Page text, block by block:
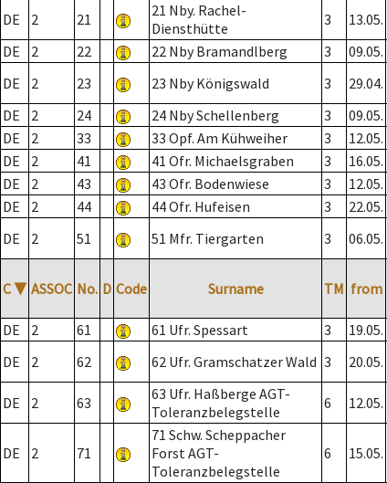
DE 2 21
21 Nby. Rachel-
Diensthütte
3 13.05.
DE
2 22 22 Nby Bramandlberg 3 09.05.
DE
2 23 23 Nby Königswald 3 29.04.
DE
2 24 24 Nby Schellenberg 3 09.05.
DE
2 33 33 Opf. Am Kühweiher 3 12.05.
DE
2 41 41 Ofr. Michaelsgraben 3 16.05.
DE
2 43 43 Ofr. Bodenwiese 3 12.05.
DE
2 44 44 Ofr. Hufeisen 3 22.05.
DE
2 51 51 Mfr. Tiergarten 3 06.05.
C ▼ ASSOC No. D Code Surname TM from
DE
2 61 61 Ufr. Spessart 3 19.05.
DE
2 62 62 Ufr. Gramschatzer Wald 3 20.05.
DE 2 63
63 Ufr. Haßberge AGT-
Toleranzbelegstelle
6 12.05.
DE 2 71
71 Schw. Scheppacher
Forst AGT-
Toleranzbelegstelle
6 15.05.